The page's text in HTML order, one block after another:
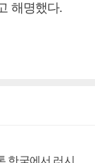
해명했다.
한국에서 러시